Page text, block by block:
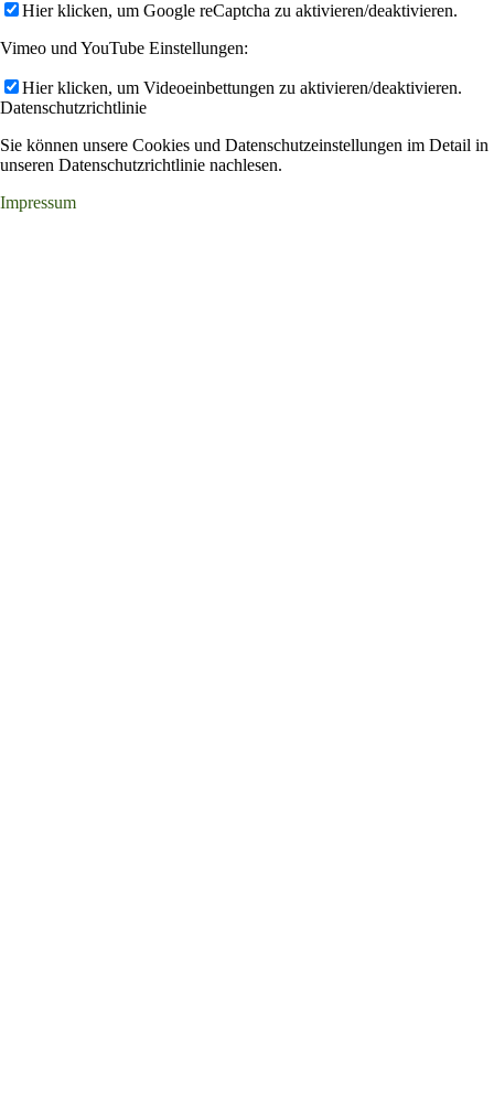
Hier klicken, um Google reCaptcha zu aktivieren/deaktivieren.
Vimeo und YouTube Einstellungen:
Hier klicken, um Videoeinbettungen zu aktivieren/deaktivieren.
Datenschutzrichtlinie
Sie können unsere Cookies und Datenschutzeinstellungen im Detail in
unseren Datenschutzrichtlinie nachlesen.
Impressum